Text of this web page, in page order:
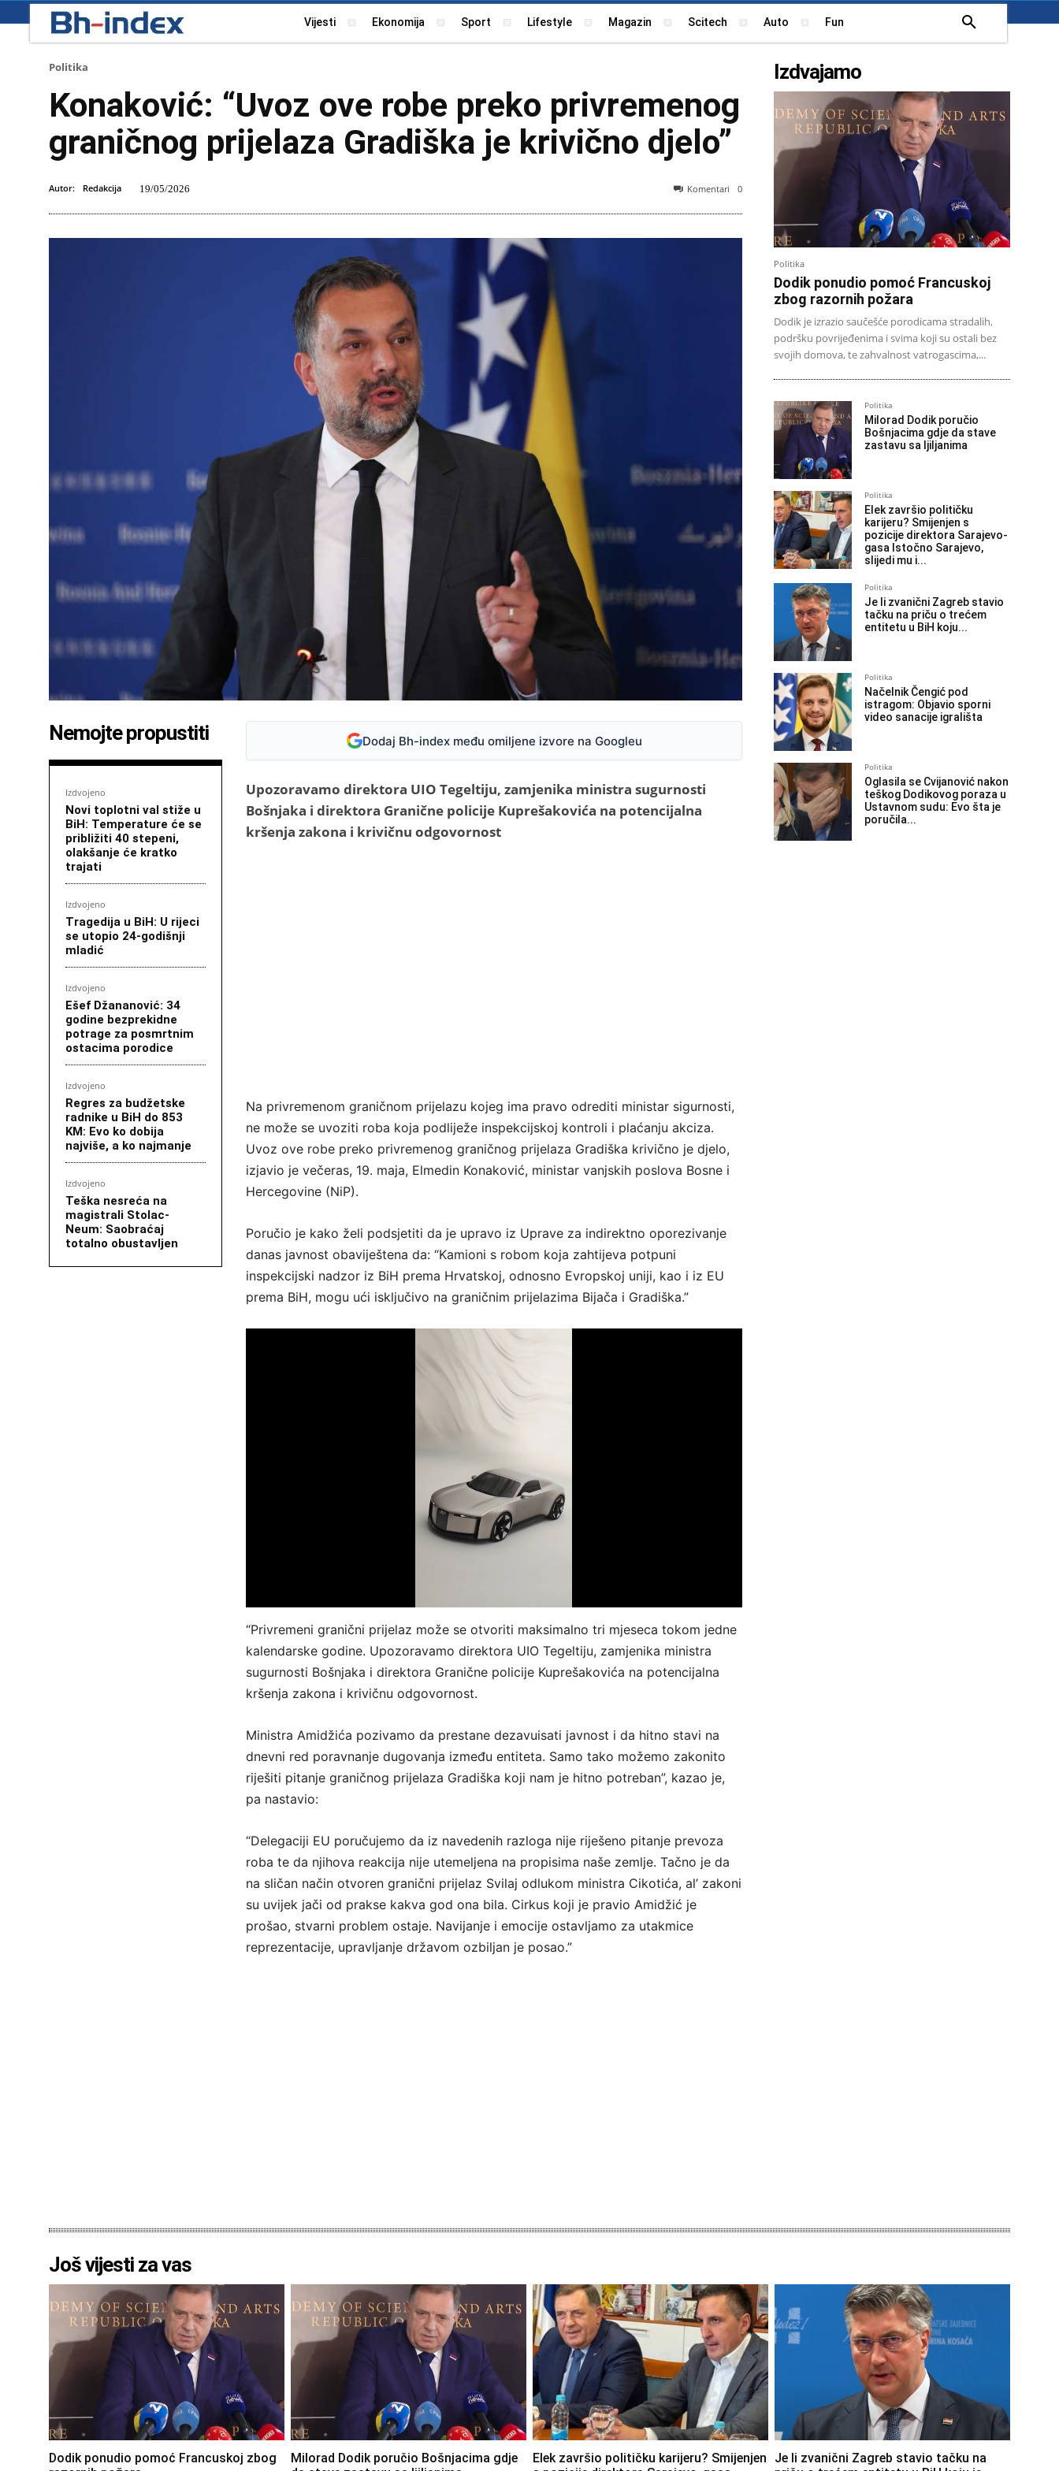
Vijesti Ekonomija Sport Lifestyle Magazin Scitech Auto Fun
Politika
Konaković: “Uvoz ove robe preko privremenog
graničnog prijelaza Gradiška je krivično djelo”
Autor: Redakcija 19/05/2026 Komentari 0
Nemojte propustiti
Izdvojeno
Novi toplotni val stiže u
BiH: Temperature će se
približiti 40 stepeni,
olakšanje će kratko
trajati
Izdvojeno
Tragedija u BiH: U rijeci
se utopio 24-godišnji
mladić
Izdvojeno
Ešef Džananović: 34
godine bezprekidne
potrage za posmrtnim
ostacima porodice
Izdvojeno
Regres za budžetske
radnike u BiH do 853
KM: Evo ko dobija
najviše, a ko najmanje
Izdvojeno
Teška nesreća na
magistrali Stolac-
Neum: Saobraćaj
totalno obustavljen
Dodaj Bh-index među omiljene izvore na Googleu
Upozoravamo direktora UIO Tegeltiju, zamjenika ministra sugurnosti
Bošnjaka i direktora Granične policije Kuprešakovića na potencijalna
kršenja zakona i krivičnu odgovornost
Na privremenom graničnom prijelazu kojeg ima pravo odrediti ministar sigurnosti,
ne može se uvoziti roba koja podliježe inspekcijskoj kontroli i plaćanju akciza.
Uvoz ove robe preko privremenog graničnog prijelaza Gradiška krivično je djelo,
izjavio je večeras, 19. maja, Elmedin Konaković, ministar vanjskih poslova Bosne i
Hercegovine (NiP).
Poručio je kako želi podsjetiti da je upravo iz Uprave za indirektno oporezivanje
danas javnost obaviještena da: “Kamioni s robom koja zahtijeva potpuni
inspekcijski nadzor iz BiH prema Hrvatskoj, odnosno Evropskoj uniji, kao i iz EU
prema BiH, mogu ući isključivo na graničnim prijelazima Bijača i Gradiška.”
“Privremeni granični prijelaz može se otvoriti maksimalno tri mjeseca tokom jedne
kalendarske godine. Upozoravamo direktora UIO Tegeltiju, zamjenika ministra
sugurnosti Bošnjaka i direktora Granične policije Kuprešakovića na potencijalna
kršenja zakona i krivičnu odgovornost.
Ministra Amidžića pozivamo da prestane dezavuisati javnost i da hitno stavi na
dnevni red poravnanje dugovanja između entiteta. Samo tako možemo zakonito
riješiti pitanje graničnog prijelaza Gradiška koji nam je hitno potreban”, kazao je,
pa nastavio:
“Delegaciji EU poručujemo da iz navedenih razloga nije riješeno pitanje prevoza
roba te da njihova reakcija nije utemeljena na propisima naše zemlje. Tačno je da
na sličan način otvoren granični prijelaz Svilaj odlukom ministra Cikotića, al’ zakoni
su uvijek jači od prakse kakva god ona bila. Cirkus koji je pravio Amidžić je
prošao, stvarni problem ostaje. Navijanje i emocije ostavljamo za utakmice
reprezentacije, upravljanje državom ozbiljan je posao.”
Izdvajamo
Politika
Dodik ponudio pomoć Francuskoj
zbog razornih požara
Dodik je izrazio saučešće porodicama stradalih,
podršku povrijeđenima i svima koji su ostali bez
svojih domova, te zahvalnost vatrogascima,...
Politika
Milorad Dodik poručio
Bošnjacima gdje da stave
zastavu sa ljiljanima
Politika
Elek završio političku
karijeru? Smijenjen s
pozicije direktora Sarajevo-
gasa Istočno Sarajevo,
slijedi mu i...
Politika
Je li zvanični Zagreb stavio
tačku na priču o trećem
entitetu u BiH koju...
Politika
Načelnik Čengić pod
istragom: Objavio sporni
video sanacije igrališta
Politika
Oglasila se Cvijanović nakon
teškog Dodikovog poraza u
Ustavnom sudu: Evo šta je
poručila...
Još vijesti za vas
Dodik ponudio pomoć Francuskoj zbog
Milorad Dodik poručio Bošnjacima gdje
Elek završio političku karijeru? Smijenjen
Je li zvanični Zagreb stavio tačku na